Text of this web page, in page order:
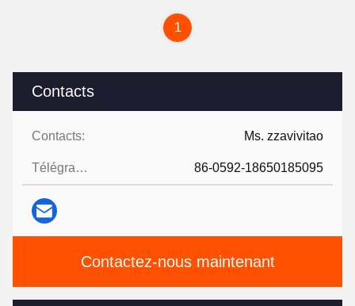
Contacts
Contacts: Ms. zzavivitao
Télégramme: 86-0592-18650185095
Contactez-nous maintenant
1